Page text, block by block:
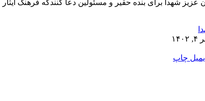
شهدا برای بنده حقیر و مسئولین دعا کنندکه فرهنگ
چاپ